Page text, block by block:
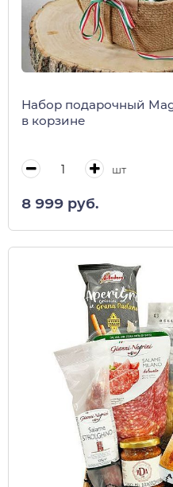
Набор подарочный
в корзине
шт
8 999 руб.